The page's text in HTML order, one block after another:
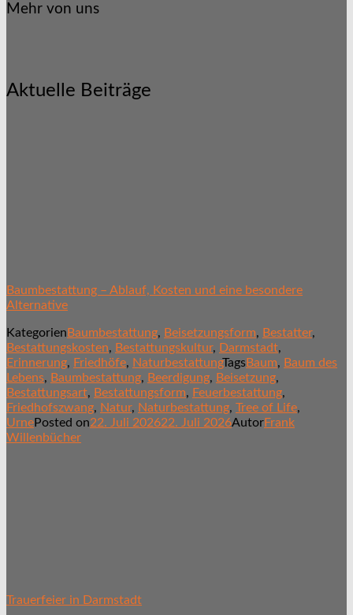
Mehr von uns
Aktuelle Beiträge
Baumbestattung – Ablauf, Kosten und eine besondere
Alternative
Kategorien Baumbestattung, Beisetzungsform, Bestatter,
Bestattungskosten, Bestattungskultur, Darmstadt,
Erinnerung, Friedhöfe, NaturbestattungTagsBaum, Baum des
Lebens, Baumbestattung, Beerdigung, Beisetzung,
Bestattungsart, Bestattungsform, Feuerbestattung,
Friedhofszwang, Natur, Naturbestattung, Tree of Life,
UrnePosted on22. Juli 202622. Juli 2026AutorFrank
Willenbücher
Trauerfeier in Darmstadt